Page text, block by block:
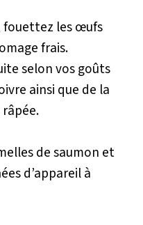
fouettez les œufs
frais.
selon vos goûts
ainsi que de la
de saumon et
d’appareil à